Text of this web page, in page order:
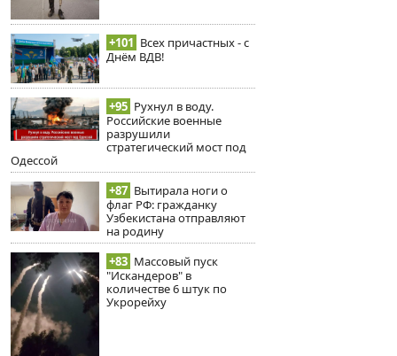
+101 Всех причастных - с
Днём ВДВ!
+95 Рухнул в воду.
Российские военные
разрушили
стратегический мост под
Одессой
+87 Вытирала ноги о
флаг РФ: гражданку
Узбекистана отправляют
на родину
+83 Массовый пуск
"Искандеров" в
количестве 6 штук по
Укрорейху